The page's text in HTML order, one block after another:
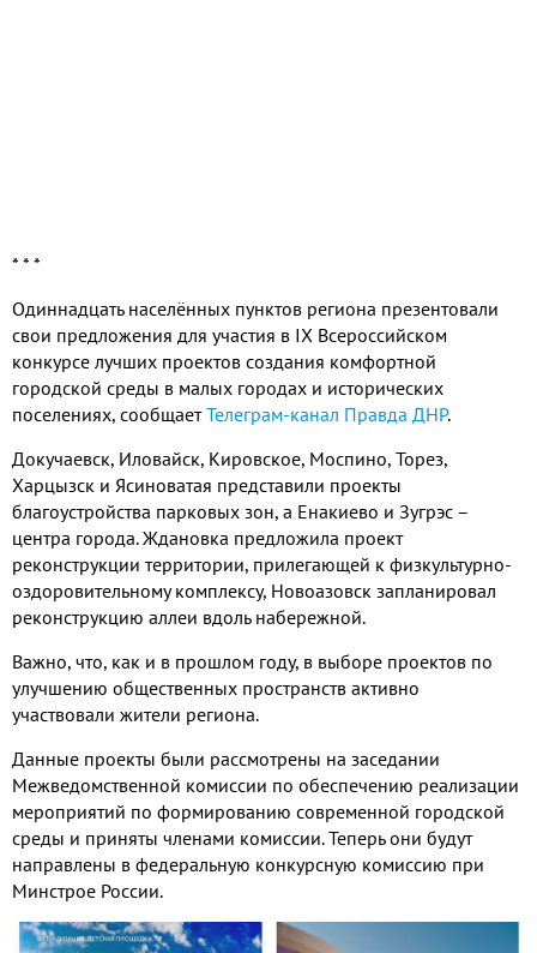
* * *
Одиннадцать населённых пунктов региона презентовали
свои предложения для участия в IX Всероссийском
конкурсе лучших проектов создания комфортной
городской среды в малых городах и исторических
поселениях, сообщаетТелеграм-канал Правда ДНР.
Докучаевск, Иловайск, Кировское, Моспино, Торез,
Харцызск и Ясиноватая представили проекты
благоустройства парковых зон, а Енакиево и Зугрэс –
центра города. Ждановка предложила проект
реконструкции территории, прилегающей к физкультурно-
оздоровительному комплексу, Новоазовск запланировал
реконструкцию аллеи вдоль набережной.
Важно, что, как и в прошлом году, в выборе проектов по
улучшению общественных пространств активно
участвовали жители региона.
Данные проекты были рассмотрены на заседании
Межведомственной комиссии по обеспечению реализации
мероприятий по формированию современной городской
среды и приняты членами комиссии. Теперь они будут
направлены в федеральную конкурсную комиссию при
Минстрое России.